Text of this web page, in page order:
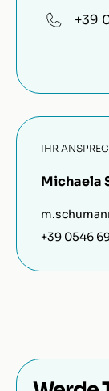
+39
IHR
Michaela
+39 0546